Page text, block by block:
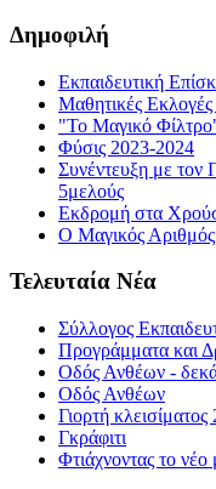
Δημοφιλή
Εκπαιδευτική
Μαθητικές
"Το Μαγικό
Φύσις 2023-2024
Συνέντευξη με τον
5μελούς
Εκδρομή στα
Ο Μαγικός
Τελευταία Νέα
Σύλλογος
Προγράμματα και
Οδός Ανθέων -
Οδός Ανθέων
Γιορτή
Γκράφιτι
Φτιάχνοντας το νέο